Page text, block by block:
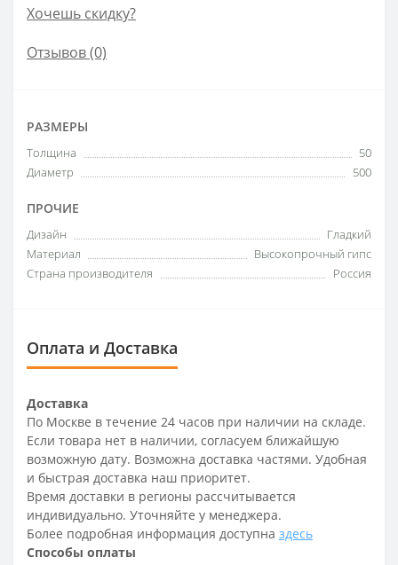
Хочешь скидку?
Отзывов (0)
РАЗМЕРЫ
Толщина
50
Диаметр
500
ПРОЧИЕ
Дизайн
Гладкий
Материал
Высокопрочный гипс
Страна производителя
Россия
Оплата и Доставка
Доставка
По Москве в течение 24 часов при наличии на складе.
Если товара нет в наличии, согласуем ближайшую
возможную дату. Возможна доставка частями. Удобная
и быстрая доставка наш приоритет.
Время доставки в регионы рассчитывается
индивидуально. Уточняйте у менеджера.
Более подробная информация доступна здесь
Способы оплаты